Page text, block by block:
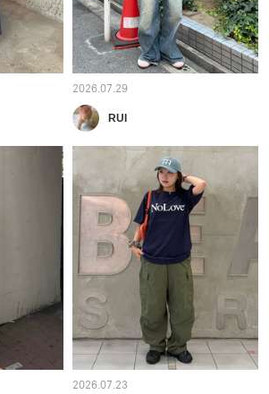
2026.07.29
RUI
2026.07.23